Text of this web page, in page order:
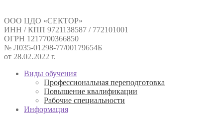
ООО ЦДО «СЕКТОР»
ИНН / КПП 9721138587 / 772101001
ОГРН 1217700366850
№ Л035-01298-77/00179654Б
от 28.02.2022 г.
Виды обучения
Профессиональная переподготовка
Повышение квалификации
Рабочие специальности
Информация